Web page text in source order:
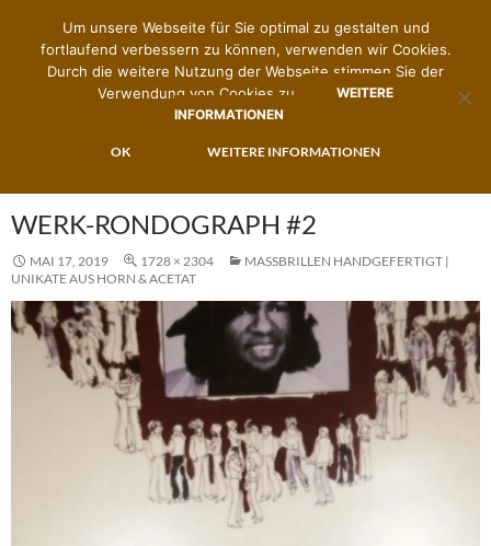
WERK-RONDOGRAPH #2
MAI 17, 2019 1728 × 2304
MASSBRILLEN HANDGEFERTIGT | U
NIKATE AUS HORN & ACETAT
Um unsere Webseite für Sie optimal zu gestalten und
fortlaufend verbessern zu können, verwenden wir Cookies.
Durch die weitere Nutzung der Webseite stimmen Sie der
Verwendung von Cookies zu.
WEITERE
INFORMATIONEN
OK WEITERE INFORMATIONEN